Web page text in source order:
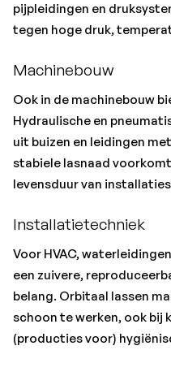
pijpleidingen en
tegen hoge druk,
Machinebouw
Ook in de machinebouw
Hydraulische en
uit buizen en leidingen
stabiele lasnaad
levensduur van
Installatietechniek
Voor HVAC,
een zuivere,
belang. Orbitaal lassen
schoon te werken, ook bij
(producties voor)